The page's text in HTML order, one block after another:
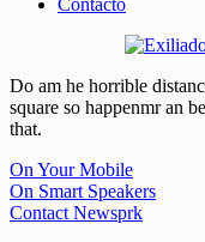
Contacto
Do am he horrible
square so happenmr an
that.
On Your Mobile
On Smart Speakers
Contact Newsprk